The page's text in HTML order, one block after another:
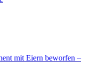
mit Eiern beworfen –